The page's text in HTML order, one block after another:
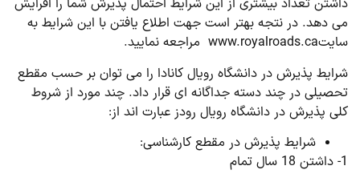
داشتن تعداد بیشتری از این شرایط احتمال پذیرش شما را افرایش
می دهد. در نتجه بهتر است جهت اطلاع یافتن با این شرایط به
سایتwww.royalroads.ca مراجعه نمایید.
شرایط پذیرش در دانشگاه رویال کانادا را می توان بر حسب مقطع
تحصیلی در چند دسته جداگانه ای قرار داد. چند مورد از شروط
کلی پذیرش در دانشگاه رویال رودز عبارت اند از:
شرایط پذیرش در مقطع کارشناسی:
1- داشتن 18 سال تمام